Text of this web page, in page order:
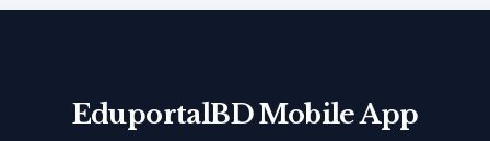
EduportalBD Mobile App